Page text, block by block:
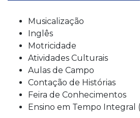
Musicalização
Inglês
Motricidade
Atividades Culturais
Aulas de Campo
Contação de Histórias
Feira de Conhecimentos
Ensino em Tempo Integral